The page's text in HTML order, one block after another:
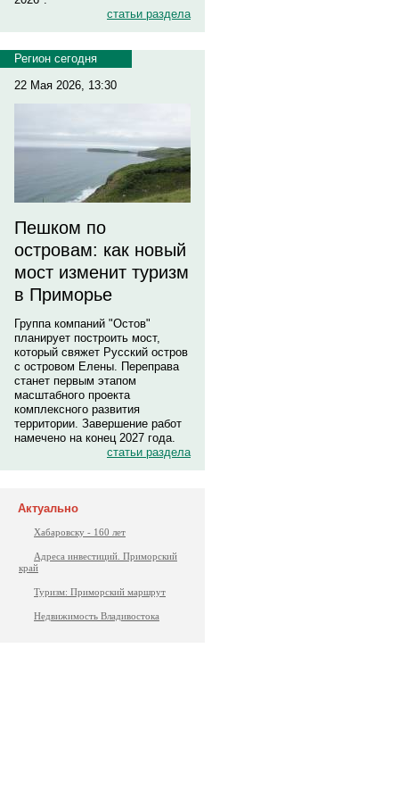
статьи раздела
Регион сегодня
22 Мая 2026, 13:30
Пешком по
островам: как новый
мост изменит туризм
в Приморье
Группа компаний "Остов"
планирует построить мост,
который свяжет Русский остров
с островом Елены. Переправа
станет первым этапом
масштабного проекта
комплексного развития
территории. Завершение работ
намечено на конец 2027 года.
статьи раздела
Актуально
Хабаровску - 160 лет
Адреса инвестиций. Приморский
край
Туризм: Приморский маршрут
Недвижимость Владивостока